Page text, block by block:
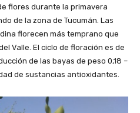
flores durante la primavera
de la zona de Tucumán. Las
florecen más temprano que
Valle. El ciclo de floración es de
de las bayas de peso 0,18 –
de sustancias antioxidantes.